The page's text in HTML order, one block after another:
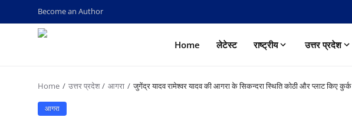
Become an Author
Home लेटेस्ट राष्ट्रीय उत्तर प्रदेश
Home उत्तर प्रदेश आगरा जुगेंद्र यादव रामेश्वर यादव की आगरा के सिकन्दरा स्थिति कोठी और प्लाट किए कुर्क
आगरा